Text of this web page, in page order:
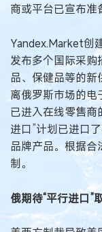
商或平台已宣布准
Yandex.Market创
发布多个国际采购
品、保健品等的
离俄罗斯市场的
已进入在线零售商
进口”计划已进口
品牌产品。根据合
制。
俄期待“平行进口”